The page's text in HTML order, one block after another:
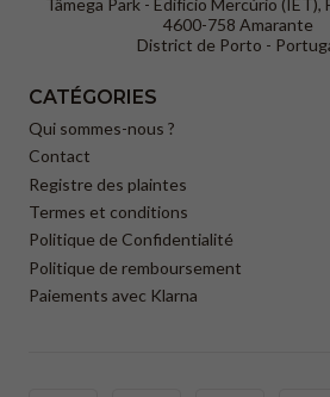
Tâmega Park - Edifício Mercúrio (IET),
4600-758 Amarante
District de Porto -
CATÉGORIES
Qui sommes-nous ?
Contact
Registre des plaintes
Termes et conditions
Politique de Confidentialité
Politique de remboursement
Paiements avec Klarna